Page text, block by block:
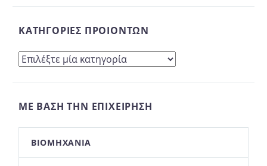
ΚΑΤΗΓΟΡΊΕΣ ΠΡΟΙΌΝΤΩΝ
ΜΕ ΒΆΣΗ ΤΗΝ ΕΠΙΧΕΊΡΗΣΉ
ΒΙΟΜΗΧΑΝΊΑ